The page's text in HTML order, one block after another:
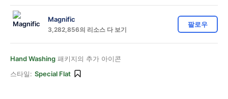
Magnific
3,282,856의 리소스 다 보기
팔로우
Hand Washing 패키지의 추가 아이콘
스타일: Special Flat